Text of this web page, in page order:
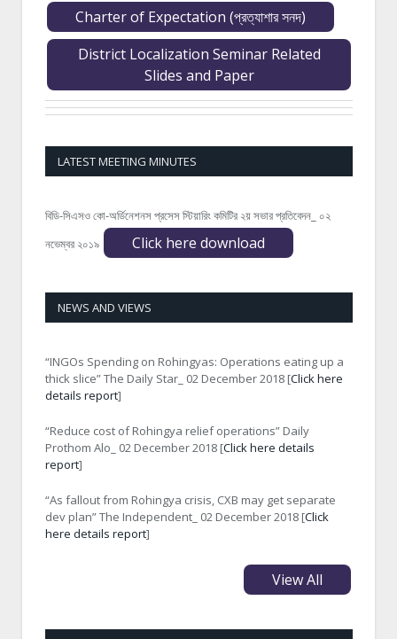
Charter of Expectation (প্রত্যাশার সনদ)
District Localization Seminar Related
Slides and Paper
LATEST MEETING MINUTES
বিডি-সিএসও কো-অর্ডিনেশনস প্রসেস স্টিয়ারিং কমিটির ২য় সভার প্রতিবেদন_ ০২
নভেম্বর ২০১৯
Click here download
NEWS AND VIEWS
“INGOs Spending on Rohingyas: Operations eating up a
thick slice” The Daily Star_ 02 December 2018 [Click here
details report]
“Reduce cost of Rohingya relief operations” Daily
Prothom Alo_ 02 December 2018 [Click here details
report]
“As fallout from Rohingya crisis, CXB may get separate
dev plan” The Independent_ 02 December 2018 [Click
here details report]
View All